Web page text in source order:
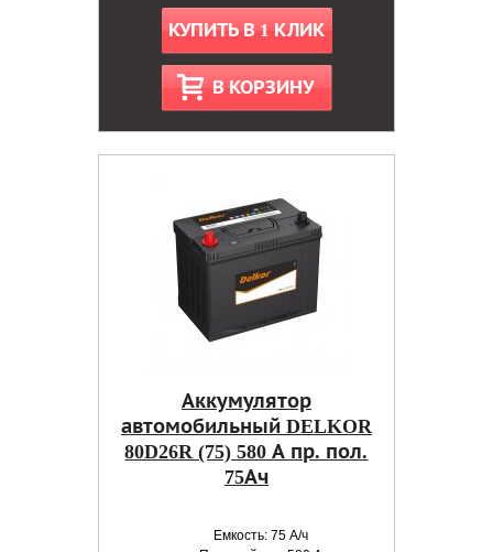
КУПИТЬ В 1 КЛИК
В КОРЗИНУ
Аккумулятор
автомобильный DELKOR
80D26R (75) 580 А пр. пол.
75Ач
Емкость: 75 А/ч